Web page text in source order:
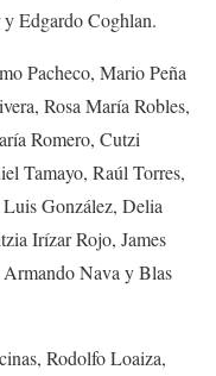
yEdgardo Coghlan.
Pacheco, Mario Peña
, Rosa María Robles,
Romero, Cutzi
Tamayo, Raúl Torres,
González, Delia
IrízarRojo, James
Armando Nava yBlas
, Rodolfo Loaiza,